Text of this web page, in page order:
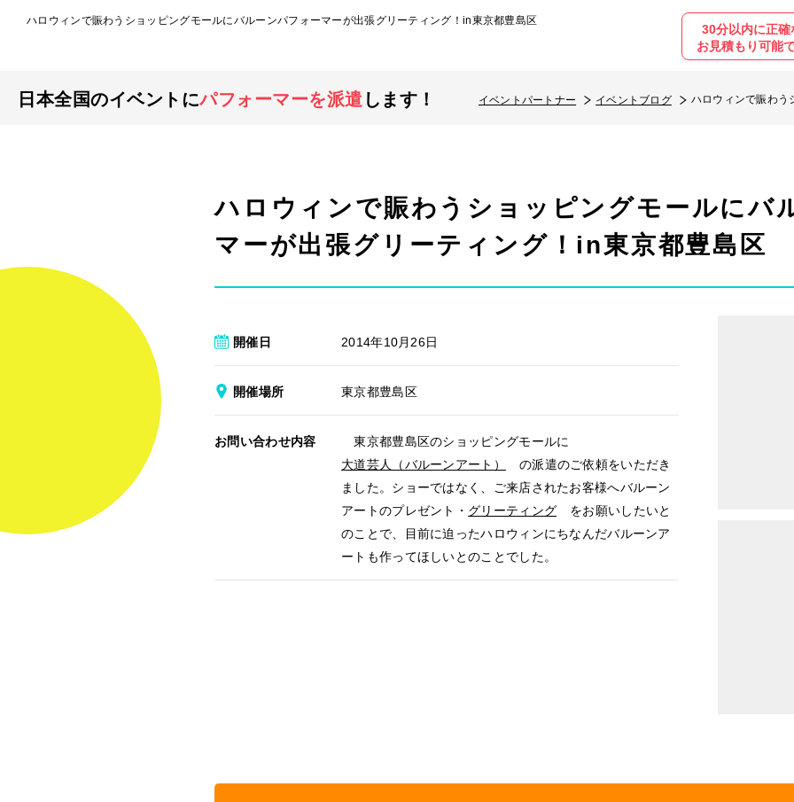
ハロウィンで賑わうショッピングモールにバルーンパフォーマーが出張グリーティング！in東京都豊島区
30分以内に正確
お見積もり可能
日本全国のイベントにパフォーマーを派遣 します！ イベントパートナー イベントブログ
ハロウィンで賑わう
ハロウィンで賑わうショッピングモールにバ
マーが出張グリーティング！in東京都豊島区
開催日 2014年10月26日
開催場所 東京都豊島区
お問い合わせ内容
東京都豊島区のショッピングモールに
大道芸人（バルーンアート）
の派遣のご依頼をいただき
ました。ショーではなく、ご来店されたお客様へバルーン
アートのプレゼント・ グリーティング
をお願いしたいと
のことで、目前に迫ったハロウィンにちなんだバルーンア
ートも作ってほしいとのことでした。